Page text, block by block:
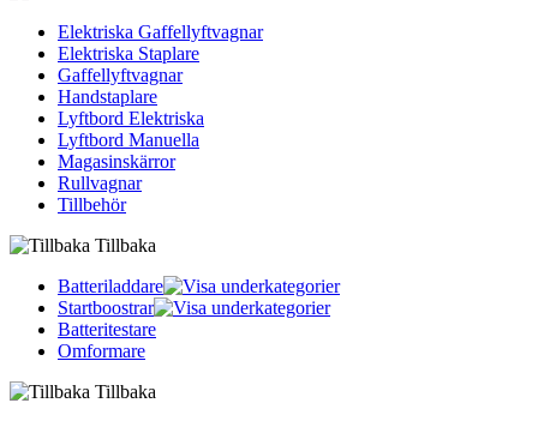
Elektriska Gaffellyftvagnar
Elektriska Staplare
Gaffellyftvagnar
Handstaplare
Lyftbord Elektriska
Lyftbord Manuella
Magasinskärror
Rullvagnar
Tillbehör
Tillbaka
Batteriladdare
Startboostrar
Batteritestare
Omformare
Tillbaka